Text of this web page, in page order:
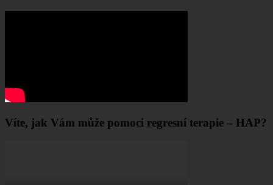
Channel
Víte, jak Vám může pomoci regresní terapie – HAP?